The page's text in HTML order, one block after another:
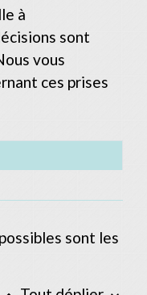
à
sont
vous
ces prises
sont les